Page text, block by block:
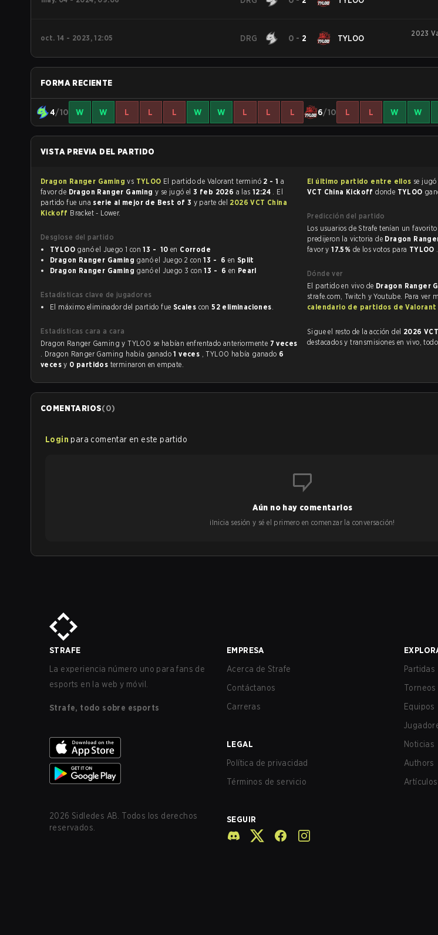
oct. 14 - 2023, 12:05 DRG 0 - 2 TYLOO
2023
FORMA RECIENTE
4/10 W W L L L W W L L L 6/10 L L W W
VISTA PREVIA DEL PARTIDO
Dragon Ranger Gamingvs TYLOO El partido de Valorant terminó 2 - 1
favor de Dragon Ranger Gaming y se jugó el3 feb 2026 a las 12:24 . El
partido fue una serie al mejor de Best of 3 y parte del 2026 VCT China
Kickoff Bracket - Lower.
Desglose del partido
TYLOO
ganó el Juego 1 con 13 - 10 en Corrode
Dragon Ranger Gaming
ganó el Juego 2 con 13 - 6 en Split
Dragon Ranger Gaming
ganó el Juego 3 con 13 - 6 en Pearl
Estadísticas clave de jugadores
El máximo eliminador del partido fue Scales con52 eliminaciones.
Estadísticas cara a cara
Dragon Ranger Gaming y TYLOO se habían enfrentado anteriormente 7 veces
. Dragon Ranger Gaming había ganado1 veces , TYLOO había ganado 6
vecesy 0 partidos terminaron en empate.
El último partido entre ellos se jugó
VCT China Kickoffdonde TYLOO
Predicción del partido
Los usuarios de Strafe tenían un favorito abrumador en este partido, y
predijeron la victoria de Dragon
favor y17.5% de los votos para TYLOO .
Dónde ver
El partido en vivo de Dragon Ranger
strafe.com, Twitch y Youtube. Para ver
calendario de partidos de Valorant
Sigue el resto de la acción del 2026
destacados y transmisiones en vivo,
COMENTARIOS(0)
Login para comentar en este partido
Aún no hay comentarios
¡Inicia sesión y sé el primero en comenzar la conversación!
STRAFE
La experiencia número uno para fans de
esports en la web y móvil.
Strafe, todo sobre esports
2026 Sidledes AB. Todos los derechos
reservados.
EMPRESA
Acerca de Strafe
Contáctanos
Carreras
LEGAL
Política de privacidad
Términos de servicio
SEGUIR
Partidas
Torneos
Equipos
Noticias
Authors
Artículos